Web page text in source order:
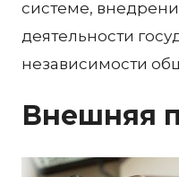
системе,
деятельности
независимости
Внешняя